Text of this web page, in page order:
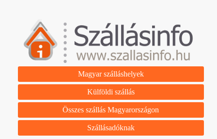
Magyar szálláshelyek
Külföldi szállás
Összes szállás Magyarországon
Szállásadóknak